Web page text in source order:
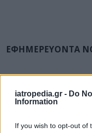
iatropedia.gr - Do
Information
If you wish to opt-out of
ΕΦΗΜΕΡΕΥΟΝΤΑ